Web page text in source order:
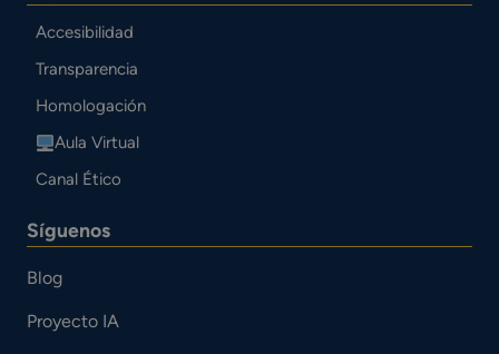
Accesibilidad
Transparencia
Homologación
Aula Virtual
Canal Ético
Síguenos
Blog
Proyecto IA